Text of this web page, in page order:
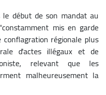
début de son mandat au
mis en garde
régionale plus
d'actes illégaux et de
relevant que les
malheureusement la